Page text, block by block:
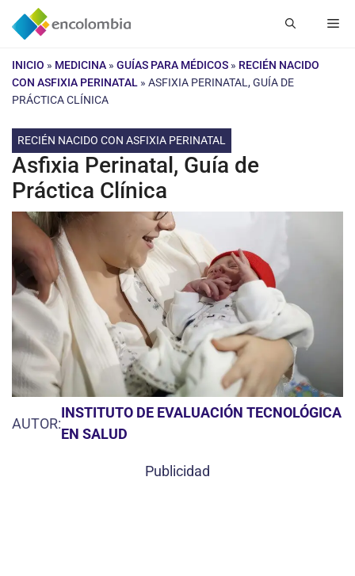
Saltar
INICIO » MEDICINA » GUÍAS PARA MÉDICOS » RECIÉN NACIDO
CON ASFIXIA PERINATAL » ASFIXIA PERINATAL, GUÍA DE
PRÁCTICA CLÍNICA
RECIÉN NACIDO CON ASFIXIA PERINATAL
Asfixia Perinatal, Guía de
Práctica Clínica
AUTOR:
INSTITUTO DE EVALUACIÓN TECNOLÓGICA
EN SALUD
Publicidad